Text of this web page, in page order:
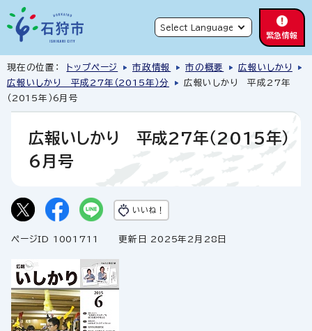
緊急情報
現在の位置： トップページ 市政情報 市の概要
広報いしかり
広報いしかり 平成27年（2015年）分
広報いしかり 平成27年
（2015年）6月号
広報いしかり 平成27年（2015年）
6月号
いいね！
ページID 1001711 更新日 2025年2月28日